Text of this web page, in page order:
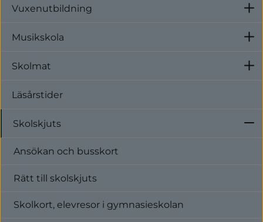
Vuxenutbildning
Musikskola
Skolmat
Läsårstider
Skolskjuts
Ansökan och busskort
Rätt till skolskjuts
Skolkort, elevresor i gymnasieskolan
Ansökan skolskjuts, skadat eller
Rätt till skolskjuts
Avståndsregler, särskilda behov, växelvis
skolskjuts, gymnasie elever